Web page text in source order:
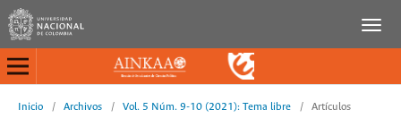
Inicio / Archivos / Vol. 5 Núm. 9-10 (2021): Tema libre / Artículos